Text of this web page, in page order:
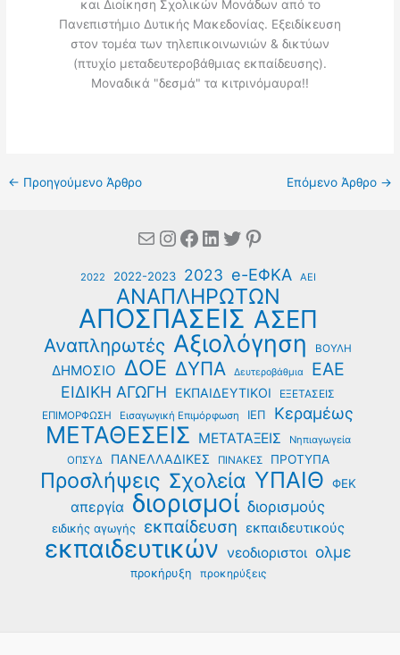
και Διοίκηση Σχολικών Μονάδων από το
Πανεπιστήμιο Δυτικής Μακεδονίας. Εξειδίκευση
στον τομέα των τηλεπικοινωνιών & δικτύων
(πτυχίο μεταδευτεροβάθμιας εκπαίδευσης).
Μοναδικά "δεσμά" τα κιτρινόμαυρα!!
← Προηγούμενο Άρθρο Επόμενο Άρθρο →
MailInstagram
Facebook
Linkedin
Twitter
Pinterest
2022 2022-2023 2023 e-ΕΦΚΑ ΑΕΙ
ΑΝΑΠΛΗΡΩΤΩΝ
ΑΠΟΣΠΑΣΕΙΣ ΑΣΕΠ
Αναπληρωτές Αξιολόγηση ΒΟΥΛΗ
ΔΗΜΟΣΙΟ ΔΟΕ ΔΥΠΑ Δευτεροβάθμια ΕΑΕ
ΕΙΔΙΚΗ ΑΓΩΓΗ ΕΚΠΑΙΔΕΥΤΙΚΟΙ ΕΞΕΤΑΣΕΙΣ
ΕΠΙΜΟΡΦΩΣΗ Εισαγωγική Επιμόρφωση ΙΕΠ Κεραμέως
ΜΕΤΑΘΕΣΕΙΣ ΜΕΤΑΤΑΞΕΙΣ
Νηπιαγωγεία
ΟΠΣΥΔ
ΠΑΝΕΛΛΑΔΙΚΕΣ ΠΙΝΑΚΕΣ ΠΡΟΤΥΠΑ
Προσλήψεις Σχολεία ΥΠΑΙΘ ΦΕΚ
απεργία διορισμοί διορισμούς
ειδικής αγωγής εκπαίδευση εκπαιδευτικούς
εκπαιδευτικών νεοδιοριστοι ολμε
προκήρυξη προκηρύξεις